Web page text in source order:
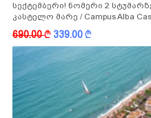
სექტემბერი! ნომერი 2
კასტელო მარე / Campus Alba
-სგან!
690.00k 339.00k